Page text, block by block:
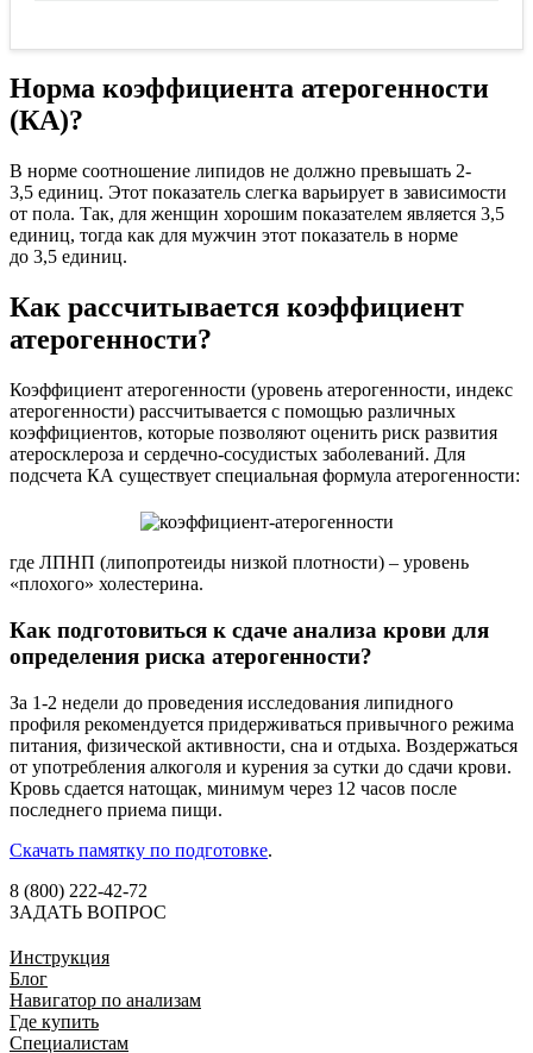
Норма коэффициента атерогенности
(КА)?
В норме соотношение липидов не должно превышать 2-
3,5 единиц. Этот показатель слегка варьирует в зависимости
от пола. Так, для женщин хорошим показателем является 3,5
единиц, тогда как для мужчин этот показатель в норме
до 3,5 единиц.
Как рассчитывается коэффициент
атерогенности?
Коэффициент атерогенности (уровень атерогенности, индекс
атерогенности) рассчитывается с помощью различных
коэффициентов, которые позволяют оценить риск развития
атеросклероза и сердечно-сосудистых заболеваний. Для
подсчета КА существует специальная формула атерогенности:
где ЛПНП (липопротеиды низкой плотности) – уровень
«плохого» холестерина.
Как подготовиться к сдаче анализа крови для
определения риска атерогенности?
За 1-2 недели до проведения исследования липидного
профиля рекомендуется придерживаться привычного режима
питания, физической активности, сна и отдыха. Воздержаться
от употребления алкоголя и курения за сутки до сдачи крови.
Кровь сдается натощак, минимум через 12 часов после
последнего приема пищи.
Скачать памятку по подготовке.
8 (800) 222-42-72
ЗАДАТЬ ВОПРОС
Инструкция
Блог
Навигатор по анализам
Где купить
Специалистам